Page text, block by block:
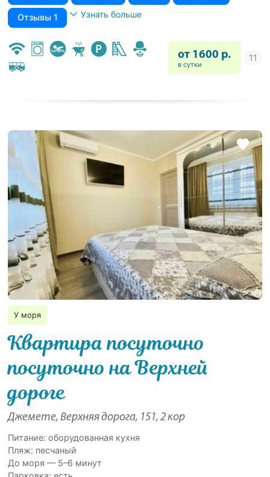
Отзывы 1 Узнать больше
от 1600 р.
в сутки
У моря
Квартира посуточно
посуточно на Верхней
дороге
Джемете, Верхняя дорога, 151, 2 кор
Питание: оборудованная кухня
Пляж: песчаный
До моря — 5–6 минут